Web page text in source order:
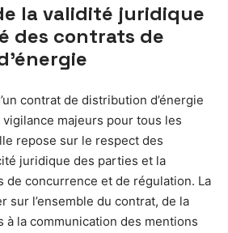
la validité juridique
des contrats de
contrat de distribution d’énergie
vigilance majeurs pour tous les
repose sur le respect des
juridique des parties et la
de concurrence et de régulation. La
sur l’ensemble du contrat, de la
à la communication des mentions